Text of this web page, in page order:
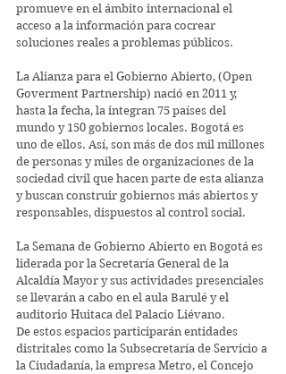
promueve en el ámbito internacional el
acceso a la información para cocrear
soluciones reales a problemas públicos.
La Alianza para el Gobierno Abierto, (Open
Goverment Partnership) nació en 2011 y,
hasta la fecha, la integran 75 países del
mundo y 150 gobiernos locales. Bogotá es
uno de ellos. Así, son más de dos mil millones
de personas y miles de organizaciones de la
sociedad civil que hacen parte de esta alianza
y buscan construir gobiernos más abiertos y
responsables, dispuestos al control social.
La Semana de Gobierno Abierto en Bogotá es
liderada por la Secretaría General de la
Alcaldía Mayor y sus actividades presenciales
se llevarán a cabo en el aula Barulé y el
auditorio Huitaca del Palacio Liévano.
De estos espacios participarán entidades
distritales como la Subsecretaría de Servicio a
la Ciudadanía, la empresa Metro, el Concejo